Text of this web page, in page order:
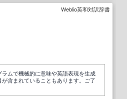
Weblio英和対訳辞書
ムで機械的に意味や英語表現を生成
含まれていることもあります。ご了